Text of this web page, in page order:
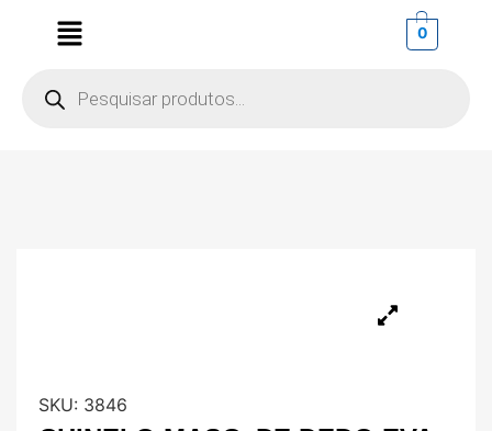
0
SKU: 3846